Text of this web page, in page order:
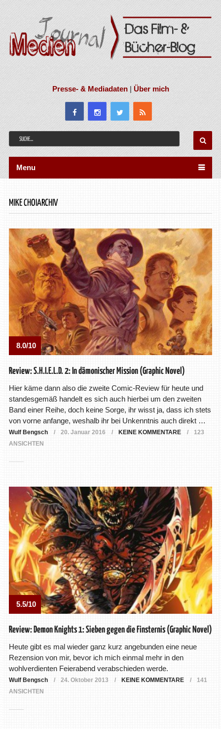
Presse- & Mediadaten|Über mich
Menu
MIKE CHOIARCHIV
8.0/10
Review: S.H.I.E.L.D. 2: In dämonischer Mission (Graphic Novel)
Hier käme dann also die zweite Comic-Review für heute und
standesgemäß handelt es sich auch hierbei um den zweiten
Band einer Reihe, doch keine Sorge, ihr wisst ja, dass ich stets
von vorne anfange, weshalb ihr bei Unkenntnis auch direkt …
Wulf Bengsch 20. Januar 2016 KEINE KOMMENTARE
123
ANSICHTEN
5.5/10
Review: Demon Knights 1: Sieben gegen die Finsternis (Graphic Novel)
Heute gibt es mal wieder ganz kurz angebunden eine neue
Rezension von mir, bevor ich mich einmal mehr in den
wohlverdienten Feierabend verabschieden werde.
Wulf Bengsch 24. Oktober 2013 KEINE KOMMENTARE
141
ANSICHTEN